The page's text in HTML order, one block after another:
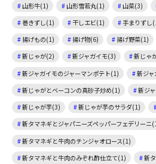
山形牛(1)
山形雪若丸(1) 山菜(3)
巻きずし(1)
干しエビ(1) 手まりずし
揚げもの(1)
揚げ物(6) 揚げ野菜(1)
新じゃが(2)
新ジャガイモ(3)
新じゃ
新ジャガイモのジャーマンポテト(1)
新ジ
新じゃがとベーコンの真砂子炒め(1)
新ジ
新じゃが芋(3)
新じゃが芋のサラダ(1)
新タマネギとジャパニーズペッパーフェデリーニ
新タマネギと牛肉のチンジャオロース(1)
新タマネギと牛肉のみぞれ酢仕立て(1)
新